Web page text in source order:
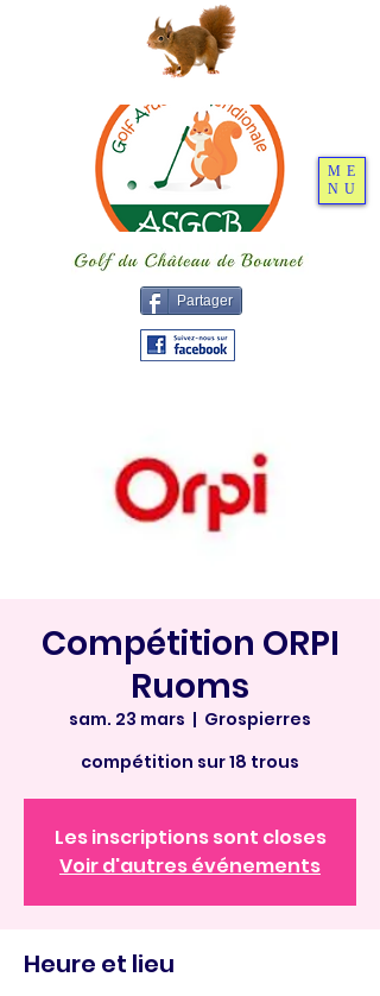
Partager
ME
NU
Compétition ORPI
Ruoms
sam. 23 mars
  |
Grospierres
compétition sur 18 trous
Les inscriptions sont closes
Voir d'autres événements
Heure et lieu